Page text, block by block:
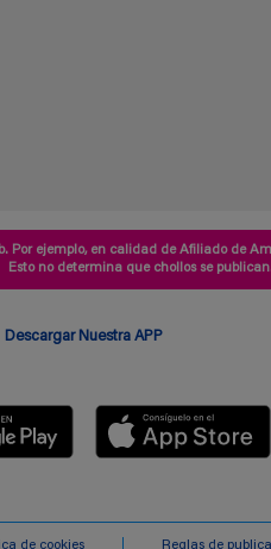
ejemplo, en calidad de Afiliado de
Esto no determina que chollos se
Descargar Nuestra APP
de cookies Reglas de